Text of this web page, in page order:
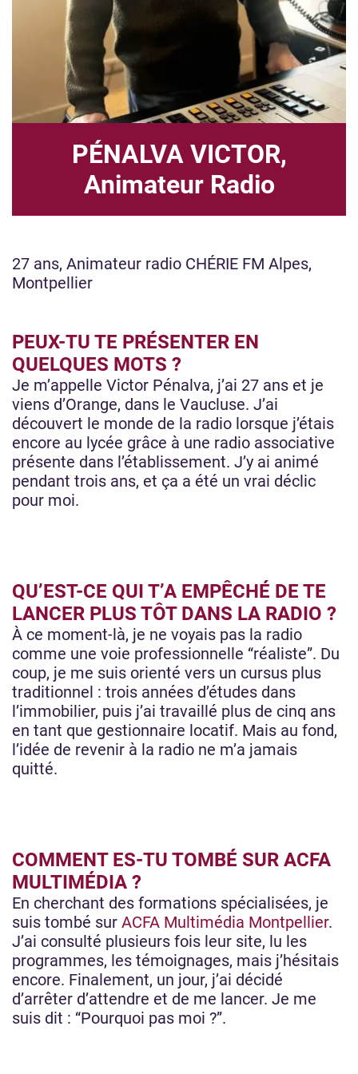
PÉNALVA VICTOR,
Animateur Radio
27 ans, Animateur radio CHÉRIE FM Alpes,
Montpellier
PEUX-TU TE PRÉSENTER EN
QUELQUES MOTS ?
Je m’appelle Victor Pénalva, j’ai 27 ans et je
viens d’Orange, dans le Vaucluse. J’ai
découvert le monde de la radio lorsque j’étais
encore au lycée grâce à une radio associative
présente dans l’établissement. J’y ai animé
pendant trois ans, et ça a été un vrai déclic
pour moi.
QU’EST-CE QUI T’A EMPÊCHÉ DE TE
LANCER PLUS TÔT DANS LA RADIO ?
À ce moment-là, je ne voyais pas la radio
comme une voie professionnelle “réaliste”. Du
coup, je me suis orienté vers un cursus plus
traditionnel : trois années d’études dans
l’immobilier, puis j’ai travaillé plus de cinq ans
en tant que gestionnaire locatif. Mais au fond,
l’idée de revenir à la radio ne m’a jamais
quitté.
COMMENT ES-TU TOMBÉ SUR ACFA
MULTIMÉDIA ?
En cherchant des formations spécialisées, je
suis tombé sur ACFA Multimédia Montpellier.
J’ai consulté plusieurs fois leur site, lu les
programmes, les témoignages, mais j’hésitais
encore. Finalement, un jour, j’ai décidé
d’arrêter d’attendre et de me lancer. Je me
suis dit : “Pourquoi pas moi ?”.